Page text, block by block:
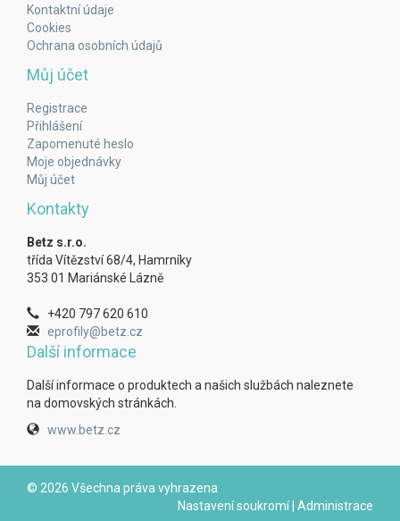
Kontaktní údaje
Cookies
Ochrana osobních údajů
Můj účet
Registrace
Přihlášení
Zapomenuté heslo
Moje objednávky
Můj účet
Kontakty
Betz s.r.o.
třída Vítězství 68/4, Hamrníky
353 01 Mariánské Lázně
+420 797 620 610
eprofily@betz.cz
Další informace
Další informace o produktech a našich službách naleznete
na domovských stránkách.
www.betz.cz
© 2026 Všechna práva vyhrazena
Nastavení soukromí| Administrace